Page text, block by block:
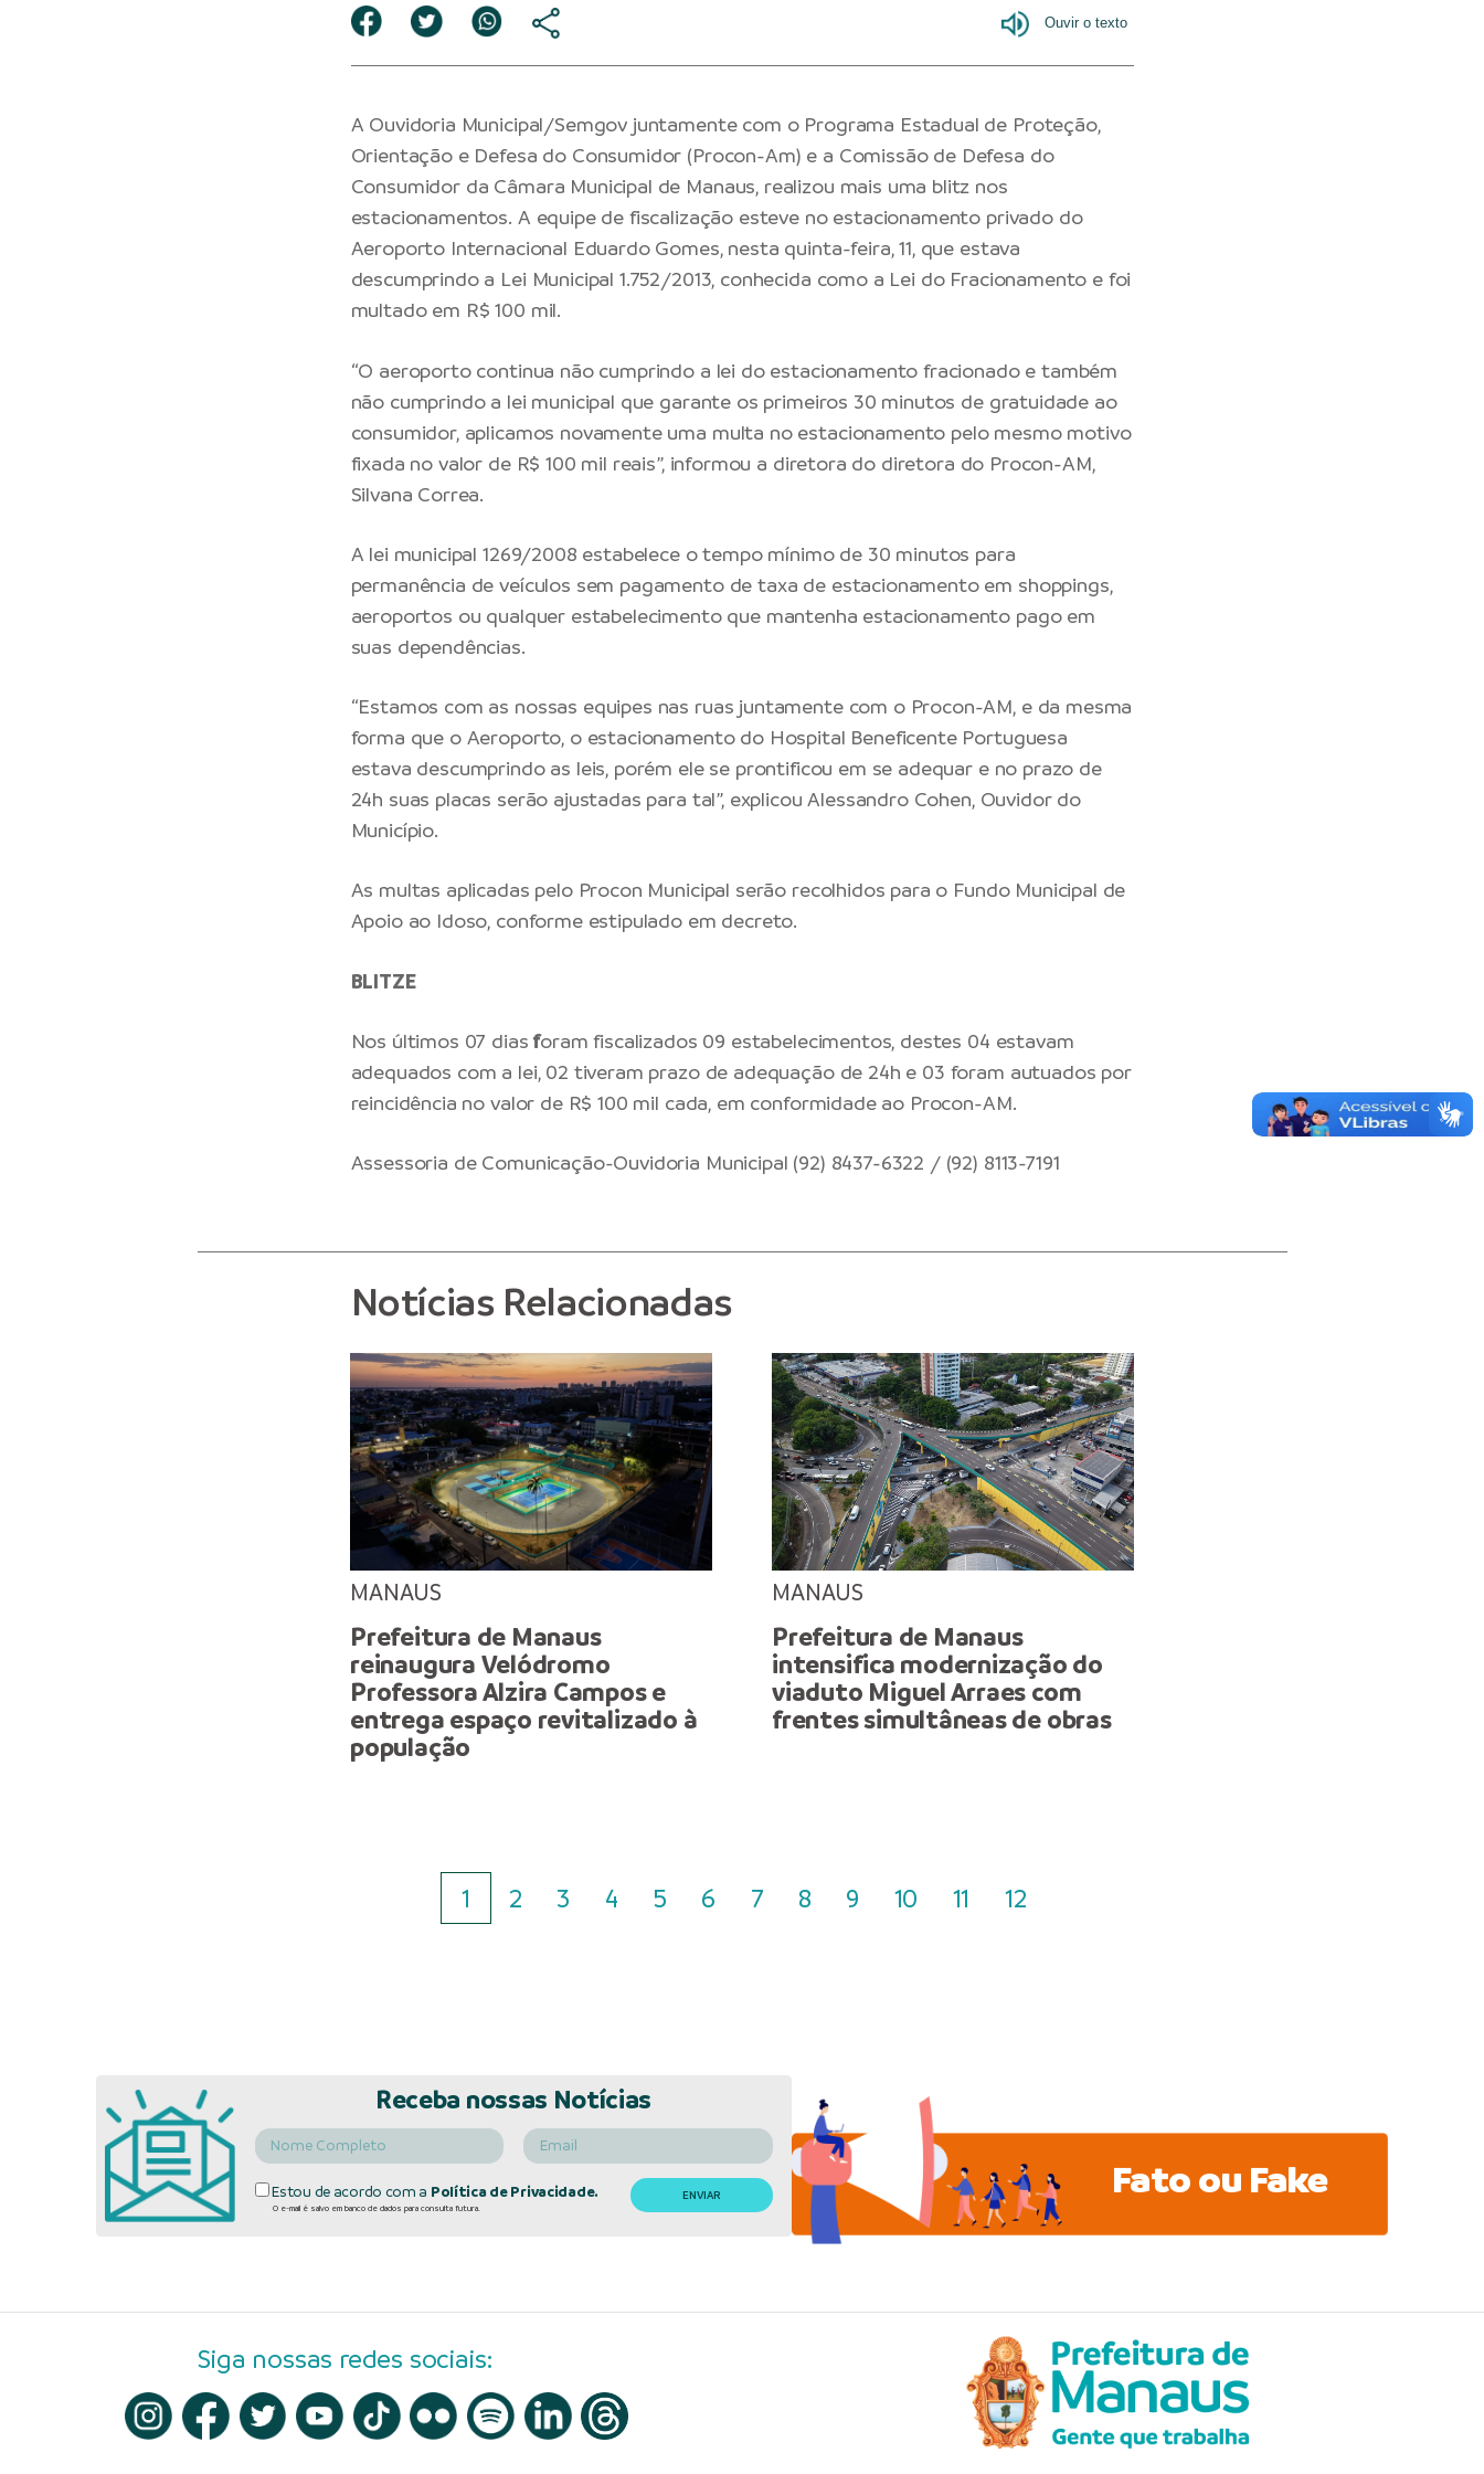
A Ouvidoria Municipal/Semgov juntamente com o Programa Estadual de Proteção,
Orientação e Defesa do Consumidor (Procon-Am) e a Comissão de Defesa do
Consumidor da Câmara Municipal de Manaus, realizou mais uma blitz nos
estacionamentos. A equipe de fiscalização esteve no estacionamento privado do
Aeroporto Internacional Eduardo Gomes, nesta quinta-feira, 11, que estava
descumprindo a Lei Municipal 1.752/2013, conhecida como a Lei do Fracionamento e foi
multado em R$ 100 mil.
“O aeroporto continua não cumprindo a lei do estacionamento fracionado e também
não cumprindo a lei municipal que garante os primeiros 30 minutos de gratuidade ao
consumidor, aplicamos novamente uma multa no estacionamento pelo mesmo motivo
fixada no valor de R$ 100 mil reais”, informou a diretora do diretora do Procon-AM,
Silvana Correa.
A lei municipal 1269/2008 estabelece o tempo mínimo de 30 minutos para
permanência de veículos sem pagamento de taxa de estacionamento em shoppings,
aeroportos ou qualquer estabelecimento que mantenha estacionamento pago em
suas dependências.
“Estamos com as nossas equipes nas ruas juntamente com o Procon-AM, e da mesma
forma que o Aeroporto, o estacionamento do Hospital Beneficente Portuguesa
estava descumprindo as leis, porém ele se prontificou em se adequar e no prazo de
24h suas placas serão ajustadas para tal”, explicou Alessandro Cohen, Ouvidor do
Município.
As multas aplicadas pelo Procon Municipal serão recolhidos para o Fundo Municipal de
Apoio ao Idoso, conforme estipulado em decreto.
BLITZE
Nos últimos 07 dias foram fiscalizados 09 estabelecimentos, destes 04 estavam
adequados com a lei, 02 tiveram prazo de adequação de 24h e 03 foram autuados por
reincidência no valor de R$ 100 mil cada, em conformidade ao Procon-AM.
Assessoria de Comunicação-Ouvidoria Municipal (92) 8437-6322 / (92) 8113-7191
Notícias Relacionadas
MANAUS
Prefeitura de Manaus
reinaugura Velódromo
Professora Alzira Campos e
entrega espaço revitalizado à
população
MANAUS
Prefeitura de Manaus
intensifica modernização do
viaduto Miguel Arraes com
frentes simultâneas de obras
1 2 3 4 5 6 7 8 9 10 11 12
Receba nossas Notícias
Estou de acordo com a Política de Privacidade.
O e-mail é salvo em banco de dados para consulta futura.
Fato ou Fake
Siga nossas redes sociais: